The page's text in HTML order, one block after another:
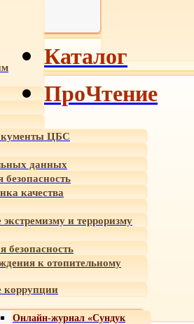
ЦБС
данных
качества
и терроризму
безопасность
к отопительному
коррупции
Онлайн-журнал «Сундук
Каталог
ПроЧтение